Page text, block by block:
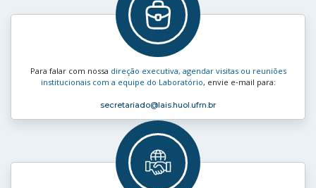
Para falar com nossa direção executiva, agendar visitas ou reuniões
institucionais com a equipe do Laboratório, envie e‑mail para:
secretariado@lais.huol.ufrn.br